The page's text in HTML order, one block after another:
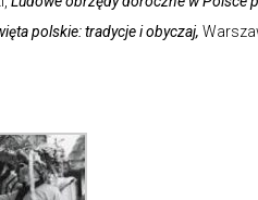
polskie: tradycje i obyczaj,